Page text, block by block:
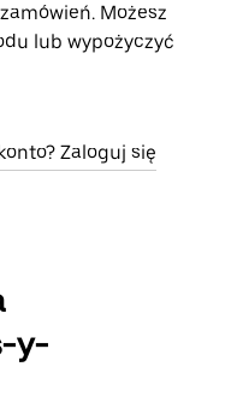
Możesz
lub wypożyczyć
Zaloguj się
y-